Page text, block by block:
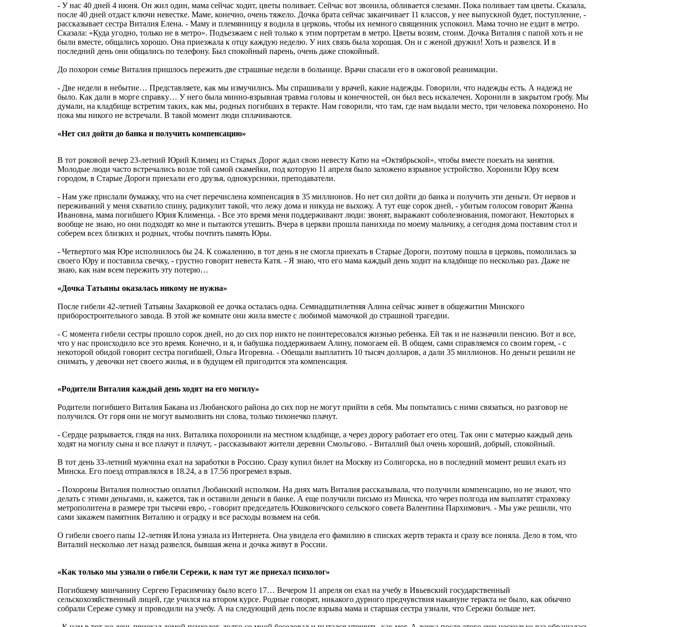
- У нас 40 дней 4 июня. Он жил один, мама сейчас ходит, цветы поливает. Сейчас вот звонила, обливается слезами. Пока поливает там цветы. Сказала,
после 40 дней отдаст ключи невестке. Маме, конечно, очень тяжело. Дочка брата сейчас заканчивает 11 классов, у нее выпускной будет, поступление, -
рассказывает сестра Виталия Елена. - Маму и племянницу я водила в церковь, чтобы их немного священник успокоил. Мама точно не ездит в метро.
Сказала: «Куда угодно, только не в метро». Подъезжаем с ней только к этим портретам в метро. Цветы возим, стоим. Дочка Виталия с папой хоть и не
были вместе, общались хорошо. Она приезжала к отцу каждую неделю. У них связь была хорошая. Он и с женой дружил! Хоть и развелся. И в
последний день они общались по телефону. Был спокойный парень, очень даже спокойный.
До похорон семье Виталия пришлось пережить две страшные недели в больнице. Врачи спасали его в ожоговой реанимации.
- Две недели в небытие… Представляете, как мы измучились. Мы спрашивали у врачей, какие надежды. Говорили, что надежды есть. А надежд не
было. Как дали в морге справку… У него была минно-взрывная травма головы и конечностей, он был весь искалечен. Хоронили в закрытом гробу. Мы
думали, на кладбище встретим таких, как мы, родных погибших в теракте. Нам говорили, что там, где нам выдали место, три человека похоронено. Но
пока мы никого не встречали. В такой момент люди сплачиваются.
«Нет сил дойти до банка и получить компенсацию»
В тот роковой вечер 23-летний Юрий Климец из Старых Дорог ждал свою невесту Катю на «Октябрьской», чтобы вместе поехать на занятия.
Молодые люди часто встречались возле той самой скамейки, под которую 11 апреля было заложено взрывное устройство. Хоронили Юру всем
городом, в Старые Дороги приехали его друзья, однокурсники, преподаватели.
- Нам уже прислали бумажку, что на счет перечислена компенсация в 35 миллионов. Но нет сил дойти до банка и получить эти деньги. От нервов и
переживаний у меня схватило спину, радикулит такой, что лежу дома и никуда не выхожу. А тут еще сорок дней, - убитым голосом говорит Жанна
Ивановна, мама погибшего Юрия Клименца. - Все это время меня поддерживают люди: звонят, выражают соболезнования, помогают. Некоторых я
вообще не знаю, но они подходят ко мне и пытаются утешить. Вчера в церкви прошла панихида по моему мальчику, а сегодня дома поставим стол и
соберем всех близких и родных, чтобы почтить память Юры.
- Четвертого мая Юре исполнилось бы 24. К сожалению, в тот день я не смогла приехать в Старые Дороги, поэтому пошла в церковь, помолилась за
своего Юру и поставила свечку, - грустно говорит невеста Катя. - Я знаю, что его мама каждый день ходит на кладбище по несколько раз. Даже не
знаю, как нам всем пережить эту потерю…
«Дочка Татьяны оказалась никому не нужна»
После гибели 42-летней Татьяны Захарковой ее дочка осталась одна. Семнадцатилетняя Алина сейчас живет в общежитии Минского
приборостроительного завода. В этой же комнате они жила вместе с любимой мамочкой до страшной трагедии.
- С момента гибели сестры прошло сорок дней, но до сих пор никто не поинтересовался жизнью ребенка. Ей так и не назначили пенсию. Вот и все,
что у нас происходило все это время. Конечно, и я, и бабушка поддерживаем Алину, помогаем ей. В общем, сами справляемся со своим горем, - с
некоторой обидой говорит сестра погибшей, Ольга Игоревна. - Обещали выплатить 10 тысяч долларов, а дали 35 миллионов. Но деньги решили не
снимать, у девочки нет своего жилья, и в будущем ей пригодится эта компенсация.
«Родители Виталия каждый день ходят на его могилу»
Родители погибшего Виталия Бакана из Любанского района до сих пор не могут прийти в себя. Мы попытались с ними связаться, но разговор не
получился. От горя они не могут вымолвить ни слова, только тихонечко плачут.
- Сердце разрывается, глядя на них. Виталика похоронили на местном кладбище, а через дорогу работает его отец. Так они с матерью каждый день
ходят на могилу сына и все плачут и плачут, - рассказывают жители деревни Смольгово. - Виталлий был очень хороший, добрый, спокойный.
В тот день 33-летний мужчина ехал на заработки в Россию. Сразу купил билет на Москву из Солигорска, но в последний момент решил ехать из
Минска. Его поезд отправлялся в 18.24, а в 17.56 прогремел взрыв.
- Похороны Виталия полностью оплатил Любанский исполком. На днях мать Виталия рассказывала, что получили компенсацию, но не знают, что
делать с этими деньгами, и, кажется, так и оставили деньги в банке. А еще получили письмо из Минска, что через полгода им выплатят страховку
метрополитена в размере три тысячи евро, - говорит председатель Юшковичского сельского совета Валентина Пархимович. - Мы уже решили, что
сами закажем памятник Виталию и оградку и все расходы возьмем на себя.
О гибели своего папы 12-летняя Илона узнала из Интернета. Она увидела его фамилию в списках жертв теракта и сразу все поняла. Дело в том, что
Виталий несколько лет назад развелся, бывшая жена и дочка живут в России.
«Как только мы узнали о гибели Сережи, к нам тут же приехал психолог»
Погибшему минчанину Сергею Герасимчику было всего 17… Вечером 11 апреля он ехал на учебу в Ивьевский государственный
сельскохозяйственный лицей, где учился на втором курсе. Родные говорят, никакого дурного предчувствия накануне теракта не было, как обычно
собрали Сереже сумку и проводили на учебу. А на следующий день после взрыва мама и старшая сестра узнали, что Сережи больше нет.